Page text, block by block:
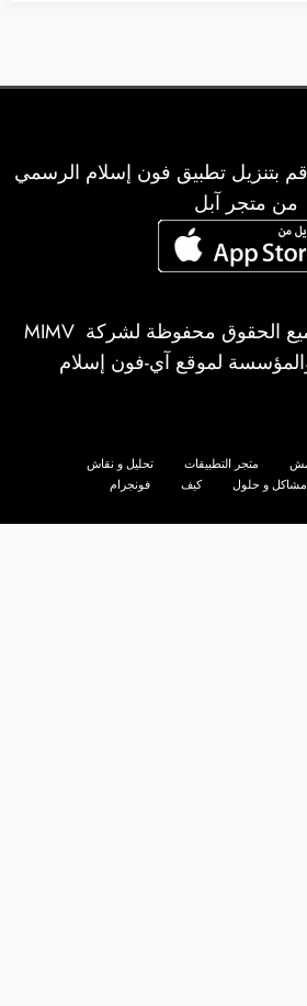
تطبيق فون إسلام الرسمي
من متجر آبل
MIMV
لموقع آي-فون إسلام
متجر التطبيقات
تحليل و نقاش
مشاكل و حلول كيف فونجرام